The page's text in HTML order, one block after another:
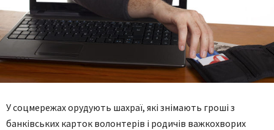
У соцмережах орудують шахраї, які знімають гроші з
банківських карток волонтерів і родичів важкохворих